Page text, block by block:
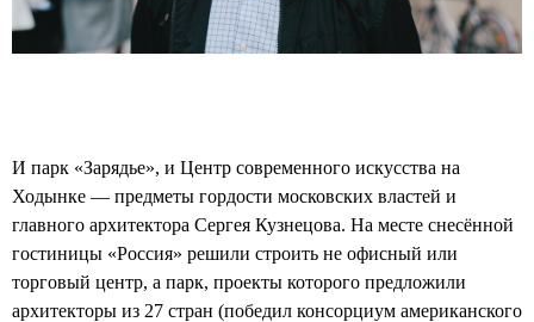
И парк «Зарядье», и Центр современного искусства на
Ходынке — предметы гордости московских властей и
главного архитектора Сергея Кузнецова. На месте снесённой
гостиницы «Россия» решили строить не офисный или
торговый центр, а парк, проекты которого предложили
архитекторы из 27 стран (победил консорциум американского